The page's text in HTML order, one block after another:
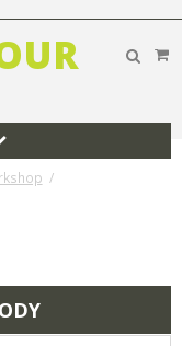
/